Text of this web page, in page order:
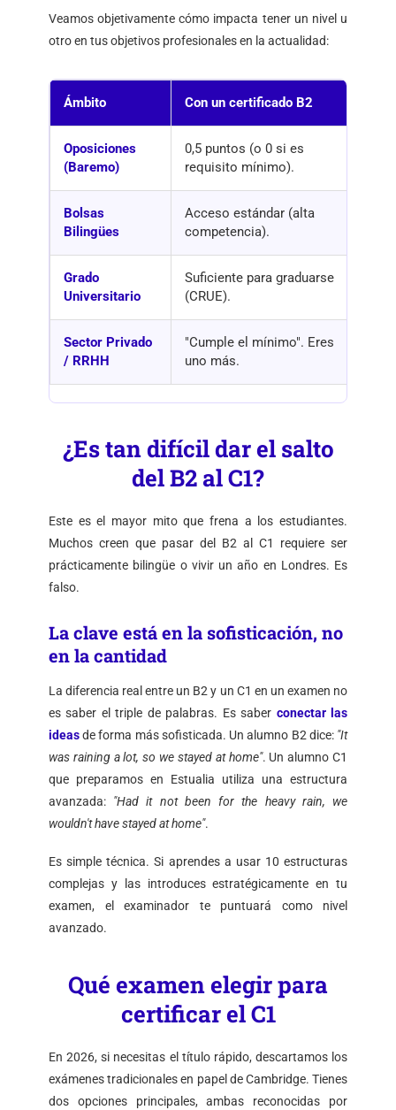
Veamos objetivamente cómo impacta tener un nivel u
otro en tus objetivos profesionales en la actualidad:
Ámbito Con un certificado B2
Oposiciones
(Baremo)
0,5 puntos (o 0 si es
requisito mínimo).
Bolsas
Bilingües
Acceso estándar (alta
competencia).
Grado
Universitario
Suficiente para graduarse
(CRUE).
Sector Privado
/ RRHH
"Cumple el mínimo". Eres
uno más.
¿Es tan difícil dar el salto
del B2 al C1?
Este es el mayor mito que frena a los estudiantes.
Muchos creen que pasar del B2 al C1 requiere ser
prácticamente bilingüe o vivir un año en Londres. Es
falso.
La clave está en la sofisticación, no
en la cantidad
La diferencia real entre un B2 y un C1 en un examen no
es saber el triple de palabras. Es saber conectar las
ideasde forma más sofisticada. Un alumno B2 dice: "It
was raining a lot, so we stayed at home". Un alumno C1
que preparamos en Estualia utiliza una estructura
avanzada: "Had it not been for the heavy rain, we
wouldn't have stayed at home".
Es simple técnica. Si aprendes a usar 10 estructuras
complejas y las introduces estratégicamente en tu
examen, el examinador te puntuará como nivel
avanzado.
Qué examen elegir para
certificar el C1
En 2026, si necesitas el título rápido, descartamos los
exámenes tradicionales en papel de Cambridge. Tienes
dos opciones principales, ambas reconocidas por